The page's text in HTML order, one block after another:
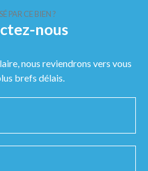
PAR CE BIEN ?
nous
nous reviendrons vers vous
brefs délais.